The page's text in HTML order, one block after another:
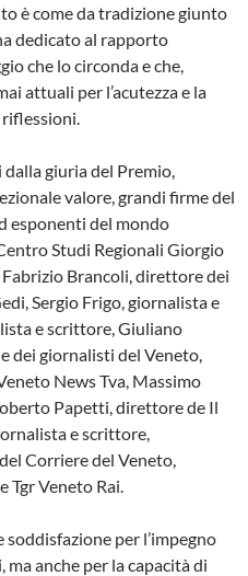
è come da tradizione giunto
dedicato al rapporto
che lo circonda e che,
attuali per l’acutezza e la
riflessioni.
giuria del Premio,
valore, grandi firme del
esponenti del mondo
Studi Regionali Giorgio
Brancoli, direttore dei
Sergio Frigo, giornalista e
e scrittore, Giuliano
dei giornalisti del Veneto,
News Tva, Massimo
Papetti, direttore de Il
e scrittore,
Corriere del Veneto,
Tgr Veneto Rai.
per l’impegno
anche per la capacità di